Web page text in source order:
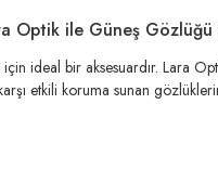
Optik ile Güneş Gözlüğü
için ideal bir aksesuardır. Lara
etkili koruma sunan